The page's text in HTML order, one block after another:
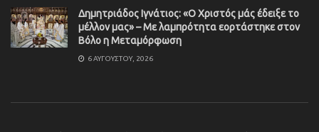
Δημητριάδος Ιγνάτιος: «Ο Χριστός μάς έδειξε το
μέλλον μας» – Με λαμπρότητα εορτάστηκε στον
Βόλο η Μεταμόρφωση
6 ΑΥΓΟΎΣΤΟΥ, 2026